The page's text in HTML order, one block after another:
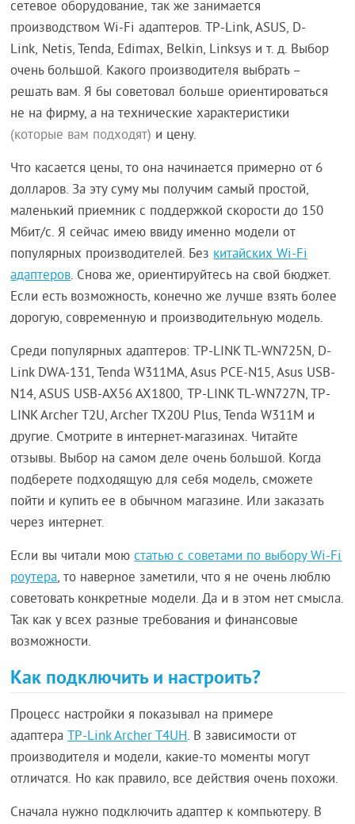
сетевое оборудование, так же занимается
производством Wi-Fi адаптеров. TP-Link, ASUS, D-
Link, Netis, Tenda, Edimax, Belkin, Linksys и т. д. Выбор
очень большой. Какого производителя выбрать –
решать вам. Я бы советовал больше ориентироваться
не на фирму, а на технические характеристики
(которые вам подходят) и цену.
Что касается цены, то она начинается примерно от 6
долларов. За эту суму мы получим самый простой,
маленький приемник с поддержкой скорости до 150
Мбит/с. Я сейчас имею ввиду именно модели от
популярных производителей. Безкитайских Wi-Fi
адаптеров. Снова же, ориентируйтесь на свой бюджет.
Если есть возможность, конечно же лучше взять более
дорогую, современную и производительную модель.
Среди популярных адаптеров: TP-LINK TL-WN725N, D-
Link DWA-131, Tenda W311MA, Asus PCE-N15, Asus USB-
N14, ASUS USB-AX56 AX1800, TP-LINK TL-WN727N, TP-
LINK Archer T2U, Archer TX20U Plus, Tenda W311M и
другие. Смотрите в интернет-магазинах. Читайте
отзывы. Выбор на самом деле очень большой. Когда
подберете подходящую для себя модель, сможете
пойти и купить ее в обычном магазине. Или заказать
через интернет.
Если вы читали моюстатью с советами по выбору Wi-Fi
роутера, то наверное заметили, что я не очень люблю
советовать конкретные модели. Да и в этом нет смысла.
Так как у всех разные требования и финансовые
возможности.
Как подключить и настроить?
Процесс настройки я показывал на примере
адаптераTP-Link Archer T4UH. В зависимости от
производителя и модели, какие-то моменты могут
отличатся. Но как правило, все действия очень похожи.
Сначала нужно подключить адаптер к компьютеру. В